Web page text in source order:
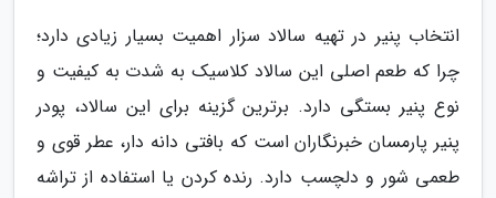
انتخاب پنیر در تهیه سالاد سزار اهمیت بسیار زیادی دارد؛
چرا که طعم اصلی این سالاد کلاسیک به شدت به کیفیت و
نوع پنیر بستگی دارد. برترین گزینه برای این سالاد، پودر
پنیر پارمسان خبرنگاران است که بافتی دانه دار، عطر قوی و
طعمی شور و دلچسب دارد. رنده کردن یا استفاده از تراشه